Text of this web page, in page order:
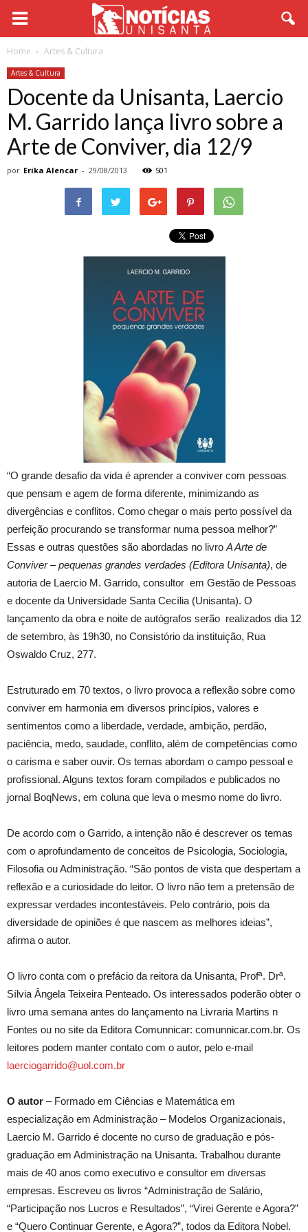
Home Artes & Cultura
Artes & Cultura
Docente da Unisanta, Laercio
M. Garrido lança livro sobre a
Arte de Conviver, dia 12/9
por Erika Alencar - 29/08/2013 501
“O grande desafio da vida é aprender a conviver com pessoas
que pensam e agem de forma diferente, minimizando as
divergências e conflitos. Como chegar o mais perto possível da
perfeição procurando se transformar numa pessoa melhor?”
Essas e outras questões são abordadas no livro A Arte de
Conviver – pequenas grandes verdades (Editora Unisanta), de
autoria de Laercio M. Garrido, consultor em Gestão de Pessoas
e docente da Universidade Santa Cecília (Unisanta). O
lançamento da obra e noite de autógrafos serão realizados dia 12
de setembro, às 19h30, no Consistório da instituição, Rua
Oswaldo Cruz, 277.
Estruturado em 70 textos, o livro provoca a reflexão sobre como
conviver em harmonia em diversos princípios, valores e
sentimentos como a liberdade, verdade, ambição, perdão,
paciência, medo, saudade, conflito, além de competências como
o carisma e saber ouvir. Os temas abordam o campo pessoal e
profissional. Alguns textos foram compilados e publicados no
jornal BoqNews, em coluna que leva o mesmo nome do livro.
De acordo com o Garrido, a intenção não é descrever os temas
com o aprofundamento de conceitos de Psicologia, Sociologia,
Filosofia ou Administração. “São pontos de vista que despertam a
reflexão e a curiosidade do leitor. O livro não tem a pretensão de
expressar verdades incontestáveis. Pelo contrário, pois da
diversidade de opiniões é que nascem as melhores ideias”,
afirma o autor.
O livro conta com o prefácio da reitora da Unisanta, Profª. Drª.
Sílvia Ângela Teixeira Penteado. Os interessados poderão obter o
livro uma semana antes do lançamento na Livraria Martins n
Fontes ou no site da Editora Comunnicar: comunnicar.com.br. Os
leitores podem manter contato com o autor, pelo e-mail
laerciogarrido@uol.com.br
O autor – Formado em Ciências e Matemática em
especialização em Administração – Modelos Organizacionais,
Laercio M. Garrido é docente no curso de graduação e pós-
graduação em Administração na Unisanta. Trabalhou durante
mais de 40 anos como executivo e consultor em diversas
empresas. Escreveu os livros “Administração de Salário,
“Participação nos Lucros e Resultados”, “Virei Gerente e Agora?”
e “Quero Continuar Gerente, e Agora?”, todos da Editora Nobel.